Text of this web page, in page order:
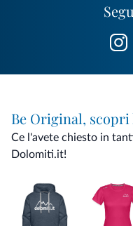
Be Original,
Ce l'avete chiesto in
Dolomiti.it!